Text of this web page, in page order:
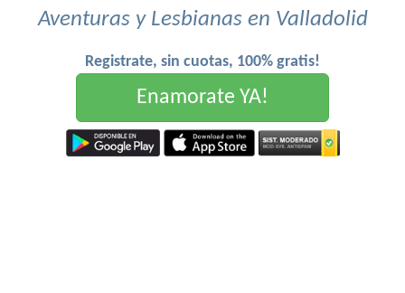
Aventuras y Lesbianas en Valladolid
Registrate, sin cuotas, 100% gratis!
Enamorate YA!